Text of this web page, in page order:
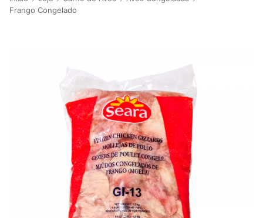
Frango Congelado